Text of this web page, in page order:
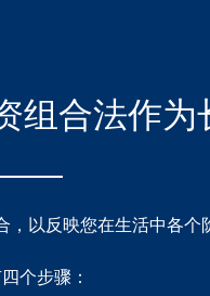
组合法作为
，以反映您在生活中各个
个步骤：